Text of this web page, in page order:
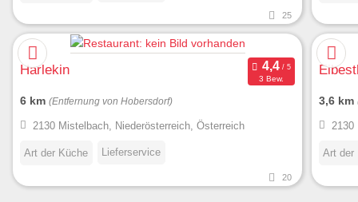
25
Harlekin
3 Bew.
6 km (Entfernung von Hobersdorf)
2130 Mistelbach, Niederösterreich, Österreich
Art der Küche Lieferservice
20
3,6 km
2130
Art der